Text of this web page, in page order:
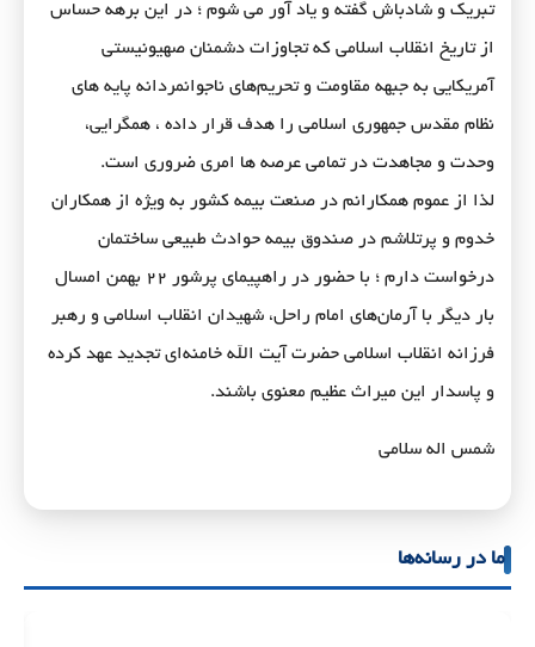
تبریک و شادباش گفته و یاد آور می شوم ؛ در این برهه حساس
از تاریخ انقلاب اسلامی که تجاوزات دشمنان صهیونیستی
آمریکایی به جبهه مقاومت و تحریم‌های ناجوانمردانه پایه های
نظام مقدس جمهوری اسلامی را هدف قرار داده ، همگرایی،
وحدت و مجاهدت در تمامی عرصه ها امری ضروری است.
لذا از عموم همکارانم در صنعت بیمه کشور به ویژه از همکاران
خدوم و پرتلاشم در صندوق بیمه حوادث طبیعی ساختمان
درخواست دارم ؛ با حضور در راهپیمای پرشور ۲۲ بهمن امسال
بار دیگر با آرمان‌های امام راحل، شهیدان انقلاب اسلامی و رهبر
فرزانه انقلاب اسلامی حضرت آیت الله خامنه‌ای تجدید عهد کرده
و پاسدار این میراث عظیم معنوی باشند.
شمس اله سلامی
ما در رسانه‌ها